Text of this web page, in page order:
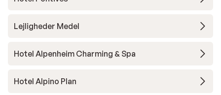
Lejligheder Medel
Hotel Alpenheim Charming & Spa
Hotel Alpino Plan